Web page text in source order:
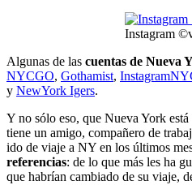
Instagram
Algunas de las cuentas de Nueva
NYCGO, Gothamist,
y NewYork Igers.
Y no sólo eso, que Nueva York
tiene un amigo, compañero de
ido de viaje a NY en los últimos
referencias: de lo que más les ha
que habrían cambiado de su viaje,